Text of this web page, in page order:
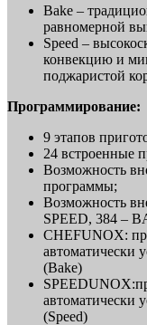
Bake –
равномерной
Speed –
конвекцию и
поджаристой
Программирование:
9 этапов
24 встроенные
Возможность
программы;
Возможность
SPEED, 384 –
CHEFUNOX:
автоматически
(Bake)
автоматически
(Speed)